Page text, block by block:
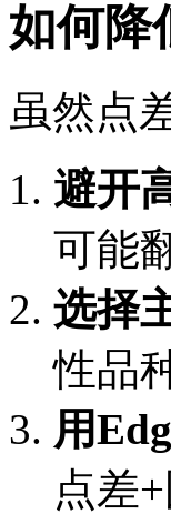
如何降
虽然点
避开
可能
选择
性品
用
点差